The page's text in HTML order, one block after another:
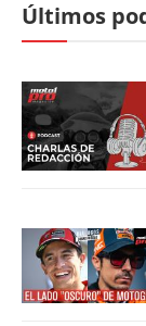
Últimos